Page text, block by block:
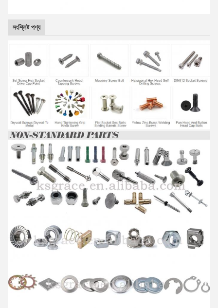
সংশ্লিষ্ট পণ্য